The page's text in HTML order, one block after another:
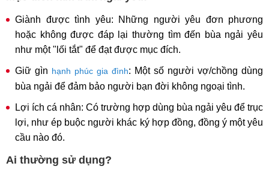
Giành được tình yêu: Những người yêu đơn phương
hoặc không được đáp lại thường tìm đến bùa ngải yêu
như một "lối tắt" để đạt được mục đích.
Giữ gìn hạnh phúc gia đình: Một số người vợ/chồng dùng
bùa ngải để đảm bảo người bạn đời không ngoại tình.
Lợi ích cá nhân: Có trường hợp dùng bùa ngải yêu để trục
lợi, như ép buộc người khác ký hợp đồng, đồng ý một yêu
cầu nào đó.
Ai thường sử dụng?